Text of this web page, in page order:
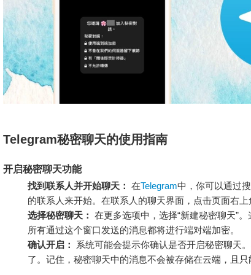
Telegram秘密聊天的使用指南
开启秘密聊天功能
找到联系人并开始聊天： 在Telegram中，你可以通过
的联系人来开始。在联系人的聊天界面，点击页面右上
选择秘密聊天： 在更多选项中，选择“新建秘密聊天”
所有通过这个窗口发送的消息都将进行端对端加密。
确认开启：
系统可能会提示你确认是否开启秘密聊天
了。记住，秘密聊天中的消息不会被存储在云端，且只